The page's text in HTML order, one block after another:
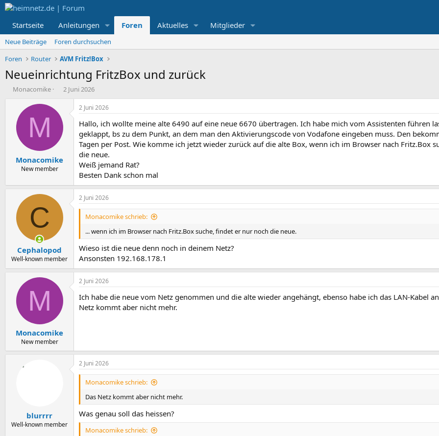
Startseite Anleitungen Foren Aktuelles Mitglieder
Neue Beiträge
Foren durchsuchen
Foren
Router AVM Fritz!Box
Neueinrichtung FritzBox und zurück
E
Monacomike
E
e
l
a
2 Juni 2026
M
Monacomike
New member
2 Juni 2026
Hallo, ich wollte meine alte 6490 auf eine neue 6670 übertragen. Ich habe mich vom Assistenten führen
geklappt, bs zu dem Punkt, an dem man den Aktivierungscode von Vodafone eingeben muss. Den
Tagen per Post. Wie komme ich jetzt wieder zurück auf die alte Box, wenn ich im Browser nach Fritz.Box
die neue.
Weiß jemand Rat?
Besten Dank schon mal
C
Cephalopod
Well-known member
2 Juni 2026
Monacomike schrieb:
... wenn ich im Browser nach Fritz.Box suche, findet er nur noch die neue.
Wieso ist die neue denn noch in deinem Netz?
Ansonsten 192.168.178.1
M
Monacomike
New member
2 Juni 2026
Ich habe die neue vom Netz genommen und die alte wieder angehängt, ebenso habe ich das LAN-Kabel
Netz kommt aber nicht mehr.
blurrrr
Well-known member
2 Juni 2026
Monacomike schrieb:
Das Netz kommt aber nicht mehr.
Was genau soll das heissen?
Monacomike schrieb: